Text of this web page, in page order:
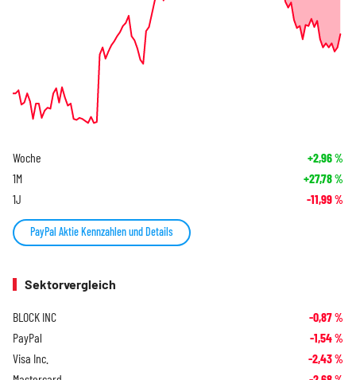
Woche +2,96%
1M +27,78%
1J -11,99%
PayPal Aktie Kennzahlen und Details
Sektorvergleich
BLOCK INC -0,87%
PayPal -1,54%
Visa Inc. -2,43%